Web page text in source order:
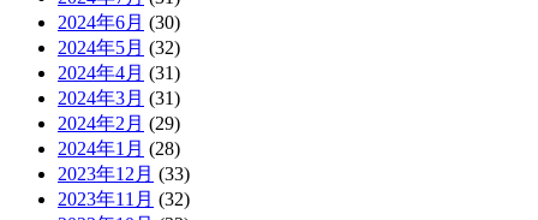
2024年6月 (30)
2024年5月 (32)
2024年4月 (31)
2024年3月 (31)
2024年2月 (29)
2024年1月 (28)
2023年12月 (33)
2023年11月 (32)